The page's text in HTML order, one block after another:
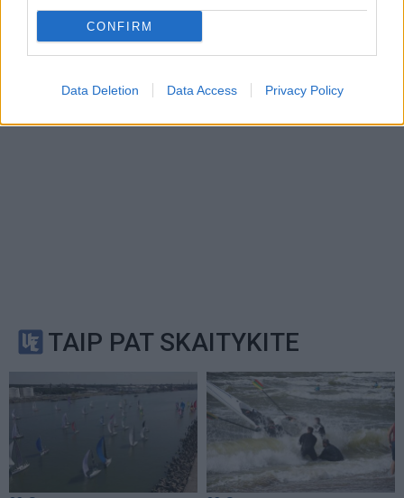
CONFIRM
Data Deletion Data Access Privacy Policy
Serviceapply.
TAIP PAT SKAITYKITE